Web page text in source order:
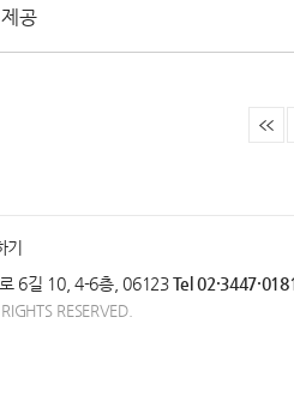
공
기
6길 10, 4-6층, 06123Tel
RESERVED.